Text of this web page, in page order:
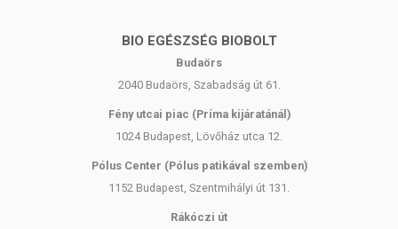
BIO EGÉSZSÉG BIOBOLT
Budaörs
2040 Budaörs, Szabadság út 61.
Fény utcai piac (Príma kijáratánál)
1024 Budapest, Lövőház utca 12.
Pólus Center (Pólus patikával szemben)
1152 Budapest, Szentmihályi út 131.
Rákóczi út